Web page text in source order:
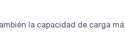
la capacidad de carga